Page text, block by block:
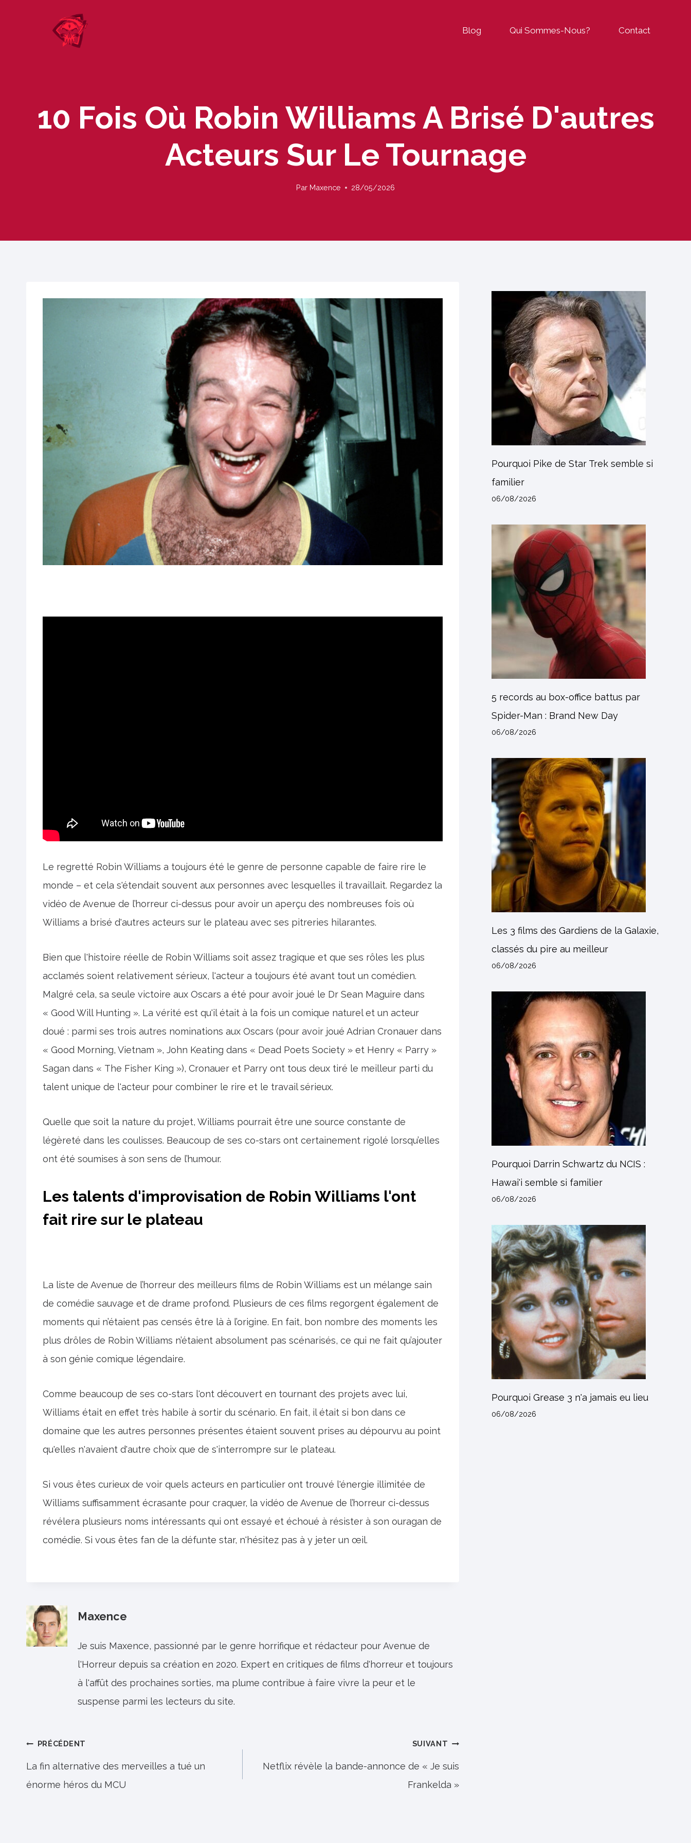
Blog Qui Sommes-Nous? Contact
10 Fois Où Robin Williams A Brisé D'autres
Acteurs Sur Le Tournage
Par Maxence 28/05/2026
Le regretté Robin Williams a toujours été le genre de personne capable de faire rire le
monde – et cela s'étendait souvent aux personnes avec lesquelles il travaillait. Regardez la
vidéo de Avenue de l’horreur ci-dessus pour avoir un aperçu des nombreuses fois où
Williams a brisé d'autres acteurs sur le plateau avec ses pitreries hilarantes.
Bien que l'histoire réelle de Robin Williams soit assez tragique et que ses rôles les plus
acclamés soient relativement sérieux, l'acteur a toujours été avant tout un comédien.
Malgré cela, sa seule victoire aux Oscars a été pour avoir joué le Dr Sean Maguire dans
« Good Will Hunting ». La vérité est qu'il était à la fois un comique naturel et un acteur
doué : parmi ses trois autres nominations aux Oscars (pour avoir joué Adrian Cronauer dans
« Good Morning, Vietnam », John Keating dans « Dead Poets Society » et Henry « Parry »
Sagan dans « The Fisher King »), Cronauer et Parry ont tous deux tiré le meilleur parti du
talent unique de l'acteur pour combiner le rire et le travail sérieux.
Quelle que soit la nature du projet, Williams pourrait être une source constante de
légèreté dans les coulisses. Beaucoup de ses co-stars ont certainement rigolé lorsqu’elles
ont été soumises à son sens de l’humour.
Les talents d'improvisation de Robin Williams l'ont
fait rire sur le plateau
La liste de Avenue de l’horreur des meilleurs films de Robin Williams est un mélange sain
de comédie sauvage et de drame profond. Plusieurs de ces films regorgent également de
moments qui n’étaient pas censés être là à l’origine. En fait, bon nombre des moments les
plus drôles de Robin Williams n’étaient absolument pas scénarisés, ce qui ne fait qu’ajouter
à son génie comique légendaire.
Comme beaucoup de ses co-stars l'ont découvert en tournant des projets avec lui,
Williams était en effet très habile à sortir du scénario. En fait, il était si bon dans ce
domaine que les autres personnes présentes étaient souvent prises au dépourvu au point
qu'elles n'avaient d'autre choix que de s'interrompre sur le plateau.
Si vous êtes curieux de voir quels acteurs en particulier ont trouvé l'énergie illimitée de
Williams suffisamment écrasante pour craquer, la vidéo de Avenue de l’horreur ci-dessus
révélera plusieurs noms intéressants qui ont essayé et échoué à résister à son ouragan de
comédie. Si vous êtes fan de la défunte star, n'hésitez pas à y jeter un œil.
Maxence
Je suis Maxence, passionné par le genre horrifique et rédacteur pour Avenue de
l'Horreur depuis sa création en 2020. Expert en critiques de films d'horreur et toujours
à l'affût des prochaines sorties, ma plume contribue à faire vivre la peur et le
suspense parmi les lecteurs du site.
Navigation
de
l’article
PRÉCÉDENT
La fin alternative des merveilles a tué un
énorme héros du MCU
SUIVANT
Netflix révèle la bande-annonce de « Je suis
Frankelda »
Pourquoi Pike de Star Trek semble si
familier
06/08/2026
5 records au box-office battus par
Spider-Man : Brand New Day
06/08/2026
Les 3 films des Gardiens de la Galaxie,
classés du pire au meilleur
06/08/2026
Pourquoi Darrin Schwartz du NCIS :
Hawai'i semble si familier
06/08/2026
Pourquoi Grease 3 n'a jamais eu lieu
06/08/2026